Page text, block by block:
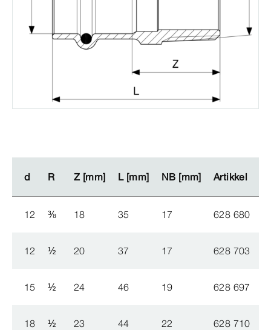
d R Z [mm] L [mm] NB [mm] Artikkel
d R Z [mm] L [mm] NB [mm] Artikkel
12 ⅜ 18 35 17 628 680
12 ½ 20 37 17 628 703
15 ½ 24 46 19 628 697
18 ½ 23 44 22 628 710